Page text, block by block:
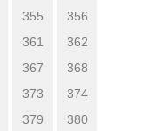
355
356
361
362
367
368
373
374
379 380